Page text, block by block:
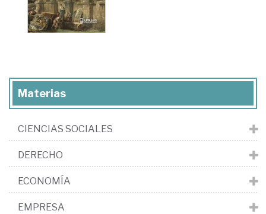
Materias
CIENCIAS SOCIALES
DERECHO
ECONOMÍA
EMPRESA